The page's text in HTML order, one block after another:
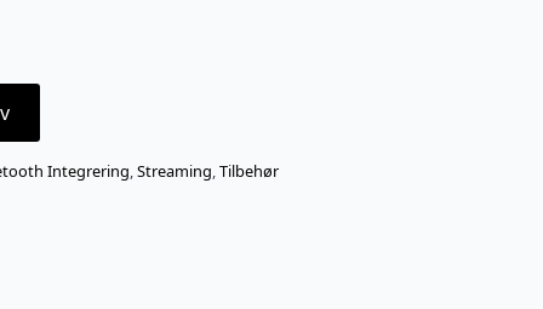
Integrering,Streaming,Tilbehør